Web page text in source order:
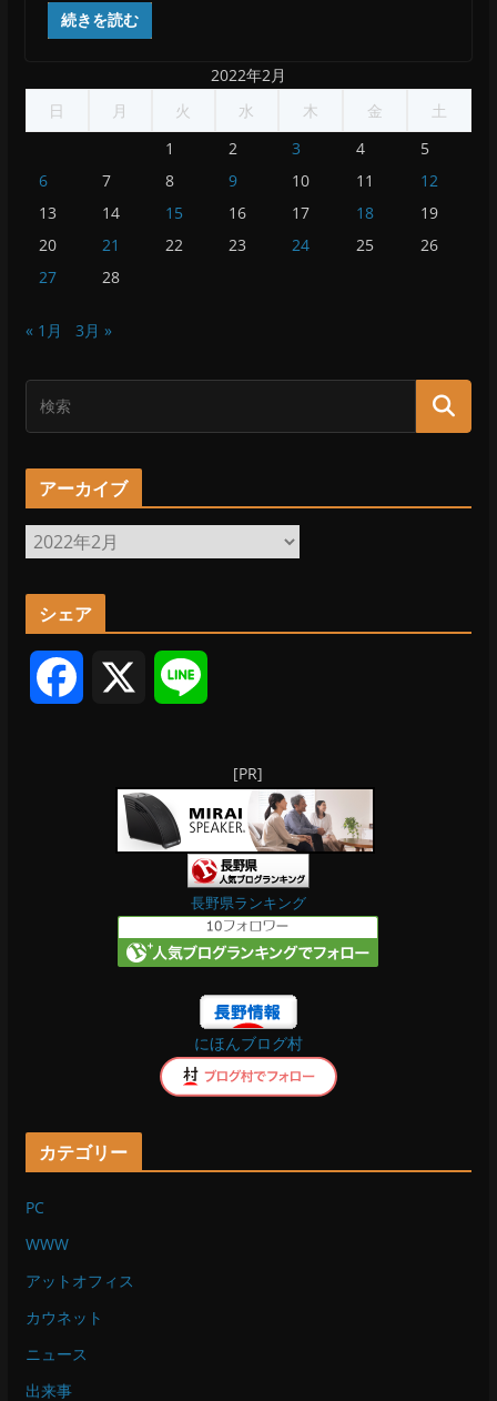
続きを読む
2022年2月
日
月 火 水 木 金
土
1
2 3 4
5
6
7 8 9 10 11
12
13
14 15 16 17 18
19
20
21 22 23 24 25
26
27
28
« 1月 3月 »
アーカイブ
ア
ー
カ
ブ
シェア
n
e
[PR]
長野県ランキング
にほんブログ村
カテゴリー
PC
WWW
アットオフィス
カウネット
ニュース
出来事